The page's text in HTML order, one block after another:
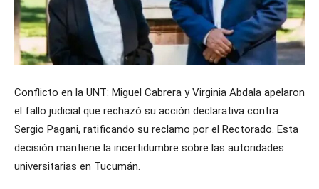
Conflicto en la UNT: Miguel Cabrera y Virginia Abdala apelaron
el fallo judicial que rechazó su acción declarativa contra
Sergio Pagani, ratificando su reclamo por el Rectorado. Esta
decisión mantiene la incertidumbre sobre las autoridades
universitarias en Tucumán.